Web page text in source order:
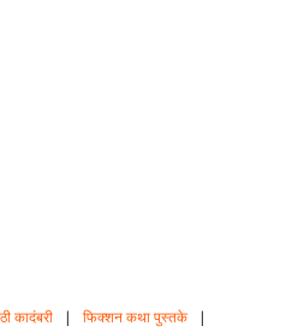
कादंबरी | फिक्शन कथा पुस्तके |